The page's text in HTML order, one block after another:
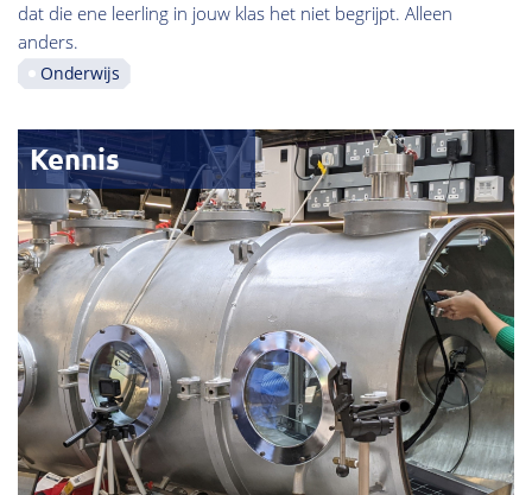
dat die ene leerling in jouw klas het niet begrijpt. Alleen
anders.
Onderwijs
Kennis